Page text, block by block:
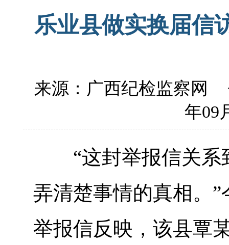
乐业县做实换届信
来源：广西纪检监察网
年09
“这封举报信关系
弄清楚事情的真相。
举报信反映，该县覃